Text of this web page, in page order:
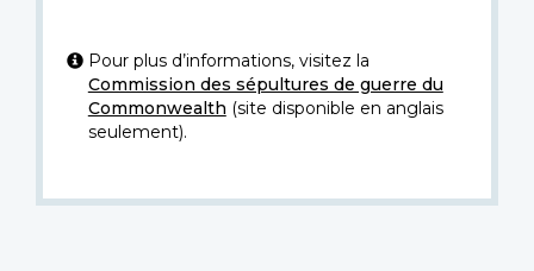
Pour plus d’informations, visitez la
Commission des sépultures de guerre du
Commonwealth (site disponible en anglais
seulement).